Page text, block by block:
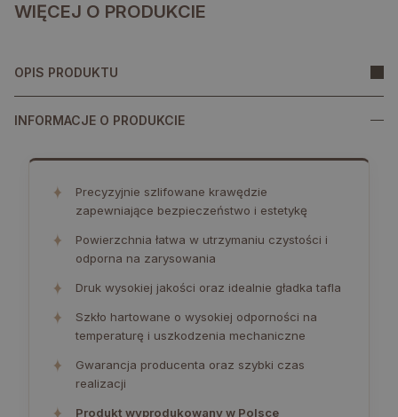
WIĘCEJ O PRODUKCIE
OPIS PRODUKTU
INFORMACJE O PRODUKCIE
✦
Precyzyjnie szlifowane krawędzie
zapewniające bezpieczeństwo i estetykę
✦
Powierzchnia łatwa w utrzymaniu czystości i
odporna na zarysowania
✦ Druk wysokiej jakości oraz idealnie gładka tafla
✦
Szkło hartowane o wysokiej odporności na
temperaturę i uszkodzenia mechaniczne
✦
Gwarancja producenta oraz szybki czas
realizacji
Produkt wyprodukowany w Polsce